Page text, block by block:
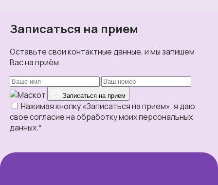
Записаться на прием
Оставьте свои контактные данные, и мы запишем
Вас на приём.
Записаться на прием
Нажимая кнопку «Записаться на прием», я даю
свое согласие на обработку моих персональных
данных.*